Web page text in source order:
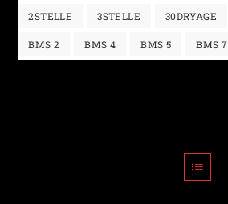
2STELLE 3STELLE 30DRYAGE
BMS 2 BMS 4 BMS 5 BMS 7